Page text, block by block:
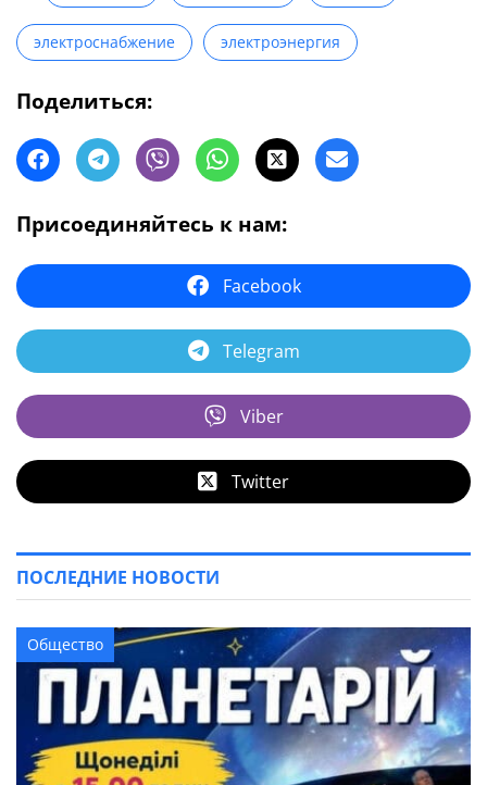
электроснабжение электроэнергия
Поделиться:
Присоединяйтесь к нам:
Facebook
Telegram
Viber
Twitter
ПОСЛЕДНИЕ НОВОСТИ
Общество